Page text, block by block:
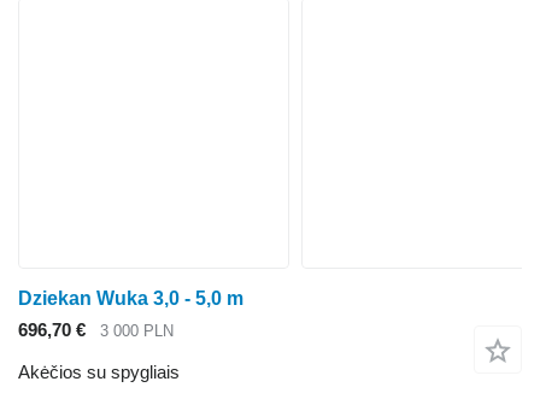
Dziekan Wuka 3,0 - 5,0 m
696,70 €
3 000 PLN
Akėčios su spygliais